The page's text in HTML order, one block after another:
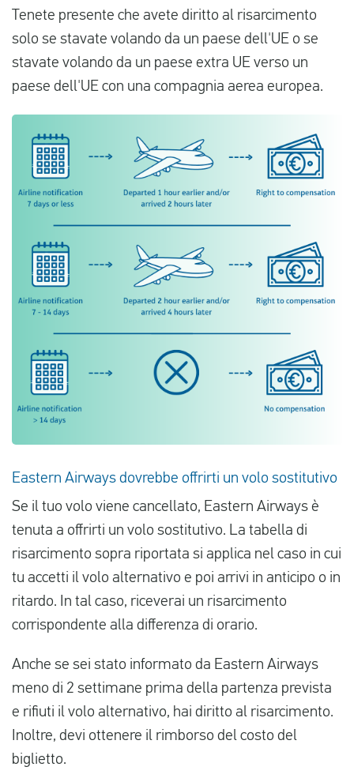
Tenete presente che avete diritto al risarcimento
solo se stavate volando da un paese dell'UE o se
stavate volando da un paese extra UE verso un
paese dell'UE con una compagnia aerea europea.
Eastern Airways dovrebbe offrirti un volo sostitutivo
Se il tuo volo viene cancellato, Eastern Airways è
tenuta a offrirti un volo sostitutivo. La tabella di
risarcimento sopra riportata si applica nel caso in cui
tu accetti il volo alternativo e poi arrivi in anticipo o in
ritardo. In tal caso, riceverai un risarcimento
corrispondente alla differenza di orario.
Anche se sei stato informato da Eastern Airways
meno di 2 settimane prima della partenza prevista
e rifiuti il volo alternativo, hai diritto al risarcimento.
Inoltre, devi ottenere il rimborso del costo del
biglietto.